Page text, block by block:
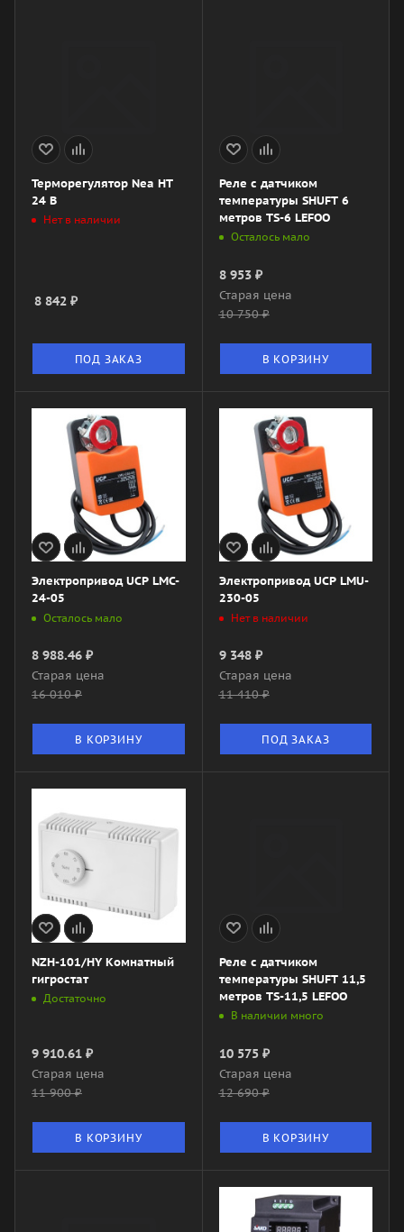
Терморегулятор Nea HT
24 В
Нет в наличии
8 842 ₽
ПОД ЗАКАЗ
Реле с датчиком
температуры SHUFT 6
метров TS-6 LEFOO
Осталось мало
8 953₽
Старая цена
10 750₽
В КОРЗИНУ
Электропривод UCP LMC-
24-05
Осталось мало
8 988.46 ₽
Старая цена
16 010₽
В КОРЗИНУ
Электропривод UCP LMU-
230-05
Нет в наличии
9 348₽
Старая цена
11 410₽
ПОД ЗАКАЗ
NZH-101/HY Комнатный
гигростат
Достаточно
9 910.61 ₽
Старая цена
11 900₽
В КОРЗИНУ
Реле с датчиком
температуры SHUFT 11,5
метров TS-11,5 LEFOO
В наличии много
10 575₽
Старая цена
12 690₽
В КОРЗИНУ